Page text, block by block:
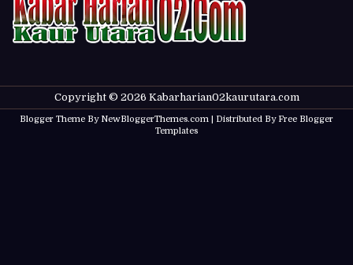
Copyright © 2026 Kabarharian02kaurutara.com
Blogger Theme By NewBloggerThemes.com | Distributed ByFree Blogger
Templates